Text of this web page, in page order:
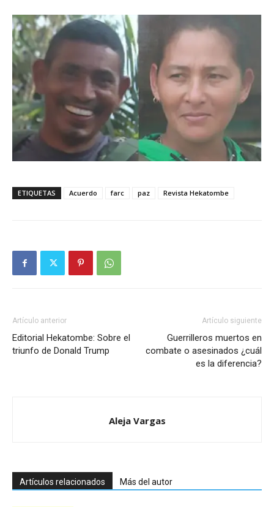
ETIQUETAS Acuerdo farc paz Revista Hekatombe
Artículo anterior
Editorial Hekatombe: Sobre el
triunfo de Donald Trump
Artículo siguiente
Guerrilleros muertos en
combate o asesinados ¿cuál
es la diferencia?
Aleja Vargas
Artículos relacionados Más del autor